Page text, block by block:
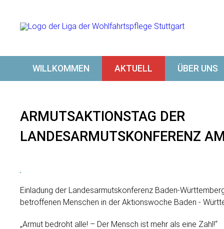
WILLKOMMEN AKTUELL ÜBER UNS
ARMUTSAKTIONSTAG DER
LANDESARMUTSKONFERENZ
Einladung der Landesarmutskonferenz Baden-
betroffenen Menschen in der Aktionswoche Baden -
„Armut bedroht alle! – Der Mensch ist mehr als eine Zahl!“